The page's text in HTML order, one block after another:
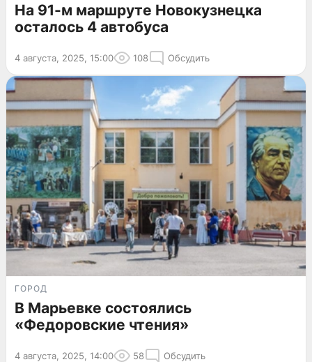
На 91-м маршруте Новокузнецка
осталось 4 автобуса
4 августа, 2025, 15:00 108 Обсудить
ГОРОД
В Марьевке состоялись
«Федоровские чтения»
4 августа, 2025, 14:00 58 Обсудить